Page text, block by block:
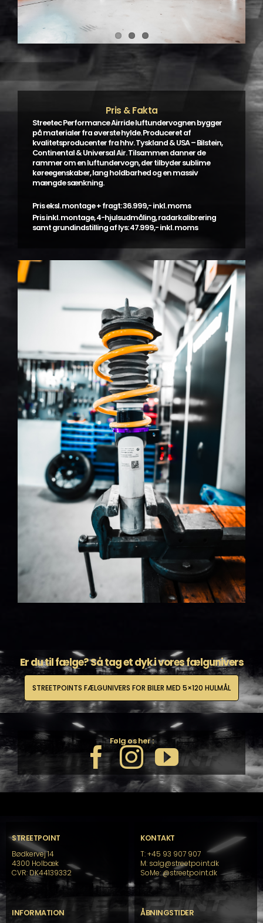
Pris & Fakta
Streetec Performance Airride luftundervognen bygger
på materialer fra øverste hylde. Produceret af
kvalitetsproducenter fra hhv. Tyskland & USA – Bilstein,
Continental & Universal Air. Tilsammen danner de
rammer om en luftundervogn, der tilbyder sublime
køreegenskaber, lang holdbarhed og en massiv
mængde sænkning.
Pris eksl. montage + fragt: 36.999,- inkl. moms
Pris inkl. montage, 4-hjulsudmåling, radarkalibrering
samt grundindstilling af lys: 47.999,- inkl. moms
Er du til fælge? Så tag et dyk i vores fælgunivers
STREETPOINTS FÆLGUNIVERS FOR BILER MED 5×120 HULMÅL
Følg os her :
STREETPOINT
Bødkervej 14
4300 Holbæk
CVR: DK44139332
KONTAKT
T: +45 93 907 907
M: salg@streetpoint.dk
SoMe:@streetpoint.dk
INFORMATION ÅBNINGSTIDER